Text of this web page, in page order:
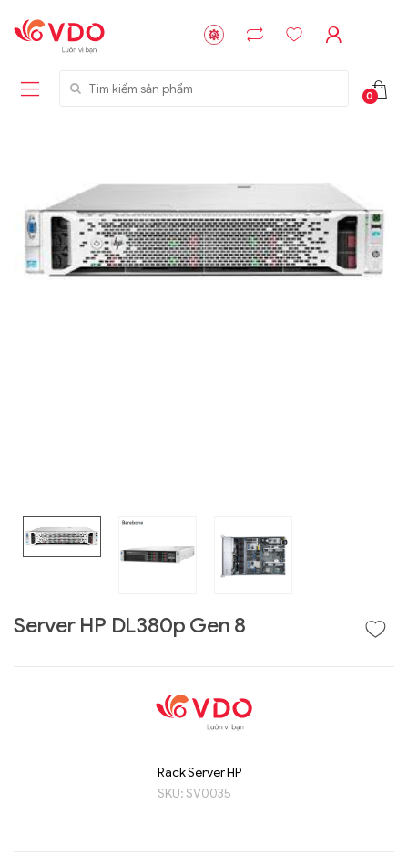
Tìm kiếm sản phẩm
0
Server HP DL380p Gen 8
Rack Server HP
SKU:SV0035
NVMe™ SSD
Storage Micron -
64GB - 15.36TB
Liên hệ
GIGABYTE
G593-ZD1 (rev.
AAX1)
G493-SB4 (rev.